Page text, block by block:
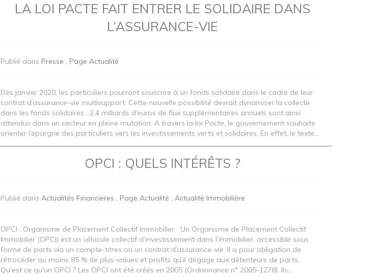
LA LOI PACTE FAIT ENTRER LE SOLIDAIRE DANS
L’ASSURANCE-VIE
Publié dans Presse Page Actualité
Dès janvier 2020, les particuliers pourront souscrire à un fonds solidaire dans le cadre de leur
contrat d’assurance-vie multisupport. Cette nouvelle possibilité devrait dynamiser la collecte
dans les fonds solidaires : 2,4 milliards d’euros de flux supplémentaires annuels sont ainsi
attendus dans un secteur en pleine mutation. A travers la loi Pacte, le gouvernement souhaite
orienter l’épargne des particuliers vers les investissements verts et solidaires. En effet, le texte...
OPCI : QUELS INTÉRÊTS ?
Publié dans Actualités Financieres Page Actualité Actualité Immobilière
OPCI : Organisme de Placement Collectif Immobilier Un Organisme de Placement Collectif
Immobilier (OPCI) est un véhicule collectif d’investissement dans l’immobilier, accessible sous
forme de parts via un compte-titres ou un contrat d’assurance-vie. Il a pour obligation de
rétrocéder au moins 85 % de plus-values et profits qu’il dégage aux détenteurs de parts.
Qu'est ce qu'un OPCI ? Les OPCI ont été créés en 2005 (Ordonnance n° 2005-1278). Ils...